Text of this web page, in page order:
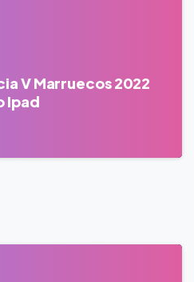
V Marruecos 2022
Ipad